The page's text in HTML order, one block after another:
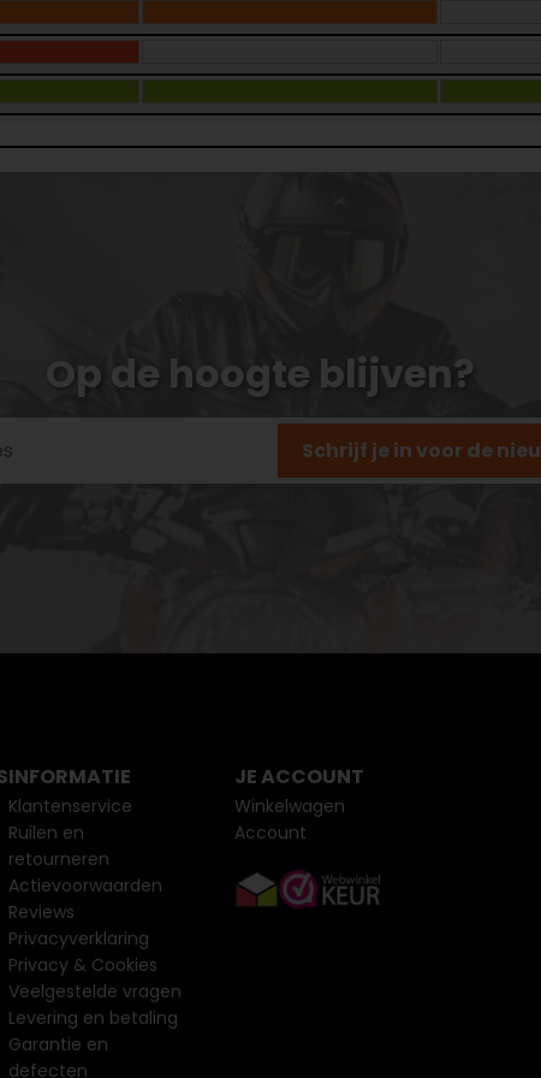
Op de hoogte blijven?
Schrijf je in voor de
INFORMATIE
Klantenservice
Ruilen en
retourneren
Actievoorwaarden
Reviews
Privacyverklaring
Privacy & Cookies
Veelgestelde vragen
Levering en betaling
Garantie en
defecten
JE ACCOUNT
Winkelwagen
Account